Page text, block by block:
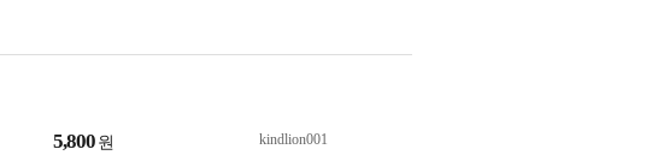
5,800 원 kindlion001